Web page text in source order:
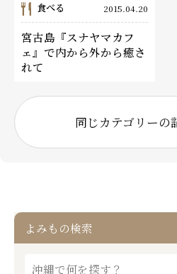
食べる 2015.04.20
宮古島『スナヤマカフ
ェ』で内から外から癒さ
れて
同じカテゴリー
よみもの検索